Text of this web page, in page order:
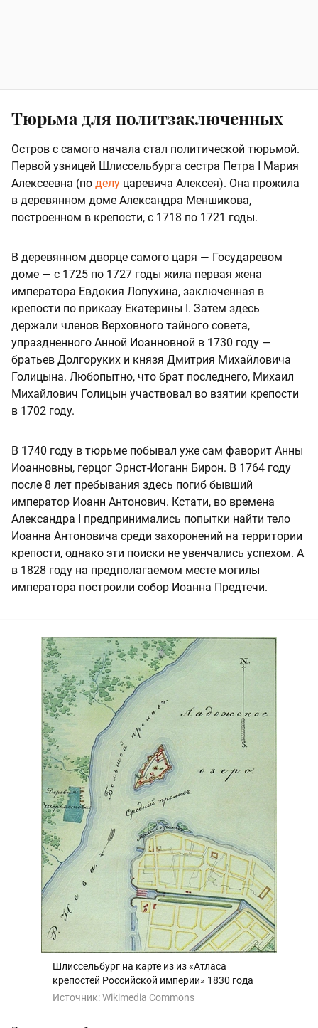
Тюрьма для политзаключенных
Остров с самого начала стал политической тюрьмой.
Первой узницей Шлиссельбурга сестра Петра I Мария
Алексеевна (по делу царевича Алексея). Она прожила
в деревянном доме Александра Меншикова,
построенном в крепости, с 1718 по 1721 годы.
В деревянном дворце самого царя — Государевом
доме — с 1725 по 1727 годы жила первая жена
императора Евдокия Лопухина, заключенная в
крепости по приказу Екатерины I. Затем здесь
держали членов Верховного тайного совета,
упраздненного Анной Иоанновной в 1730 году —
братьев Долгоруких и князя Дмитрия Михайловича
Голицына. Любопытно, что брат последнего, Михаил
Михайлович Голицын участвовал во взятии крепости
в 1702 году.
В 1740 году в тюрьме побывал уже сам фаворит Анны
Иоанновны, герцог Эрнст-Иоганн Бирон. В 1764 году
после 8 лет пребывания здесь погиб бывший
император Иоанн Антонович. Кстати, во времена
Александра I предпринимались попытки найти тело
Иоанна Антоновича среди захоронений на территории
крепости, однако эти поиски не увенчались успехом. А
в 1828 году на предполагаемом месте могилы
императора построили собор Иоанна Предтечи.
Шлиссельбург на карте из из «Атласа
крепостей Российской империи» 1830 года
Источник:Wikimedia Commons